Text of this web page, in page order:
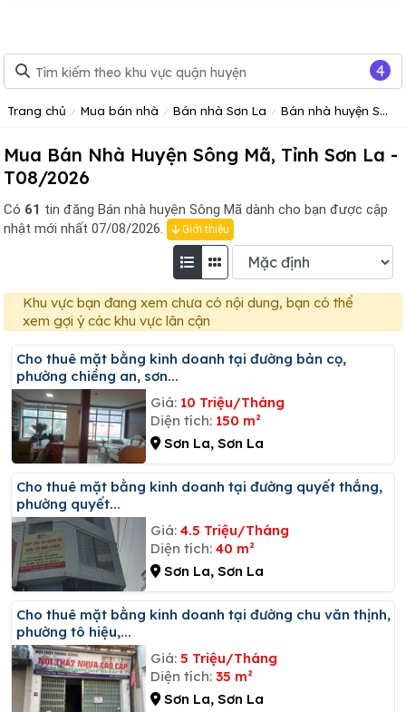
Trang chủ Mua bán nhà Bán nhà Sơn La Bán nhà huyện Sông Mã
Mua Bán Nhà Huyện Sông Mã, Tỉnh Sơn La -
T08/2026
Có 61 tin đăng Bán nhà huyện Sông Mã dành cho bạn được cập
nhật mới nhất 07/08/2026.
Giới thiệu
Khu vực bạn đang xem chưa có nội dung, bạn có thể
xem gợi ý các khu vực lân cận
Cho thuê mặt bằng kinh doanh tại đường bản cọ,
phường chiềng an, sơn...
Giá: 10 Triệu/Tháng
Diện tích: 150 m²
Sơn La, Sơn La
Cho thuê mặt bằng kinh doanh tại đường quyết thắng,
phường quyết...
Giá: 4.5 Triệu/Tháng
Diện tích: 40 m²
Sơn La, Sơn La
Cho thuê mặt bằng kinh doanh tại đường chu văn thịnh,
phường tô hiệu,...
Giá: 5 Triệu/Tháng
Diện tích: 35 m²
Sơn La, Sơn La
4